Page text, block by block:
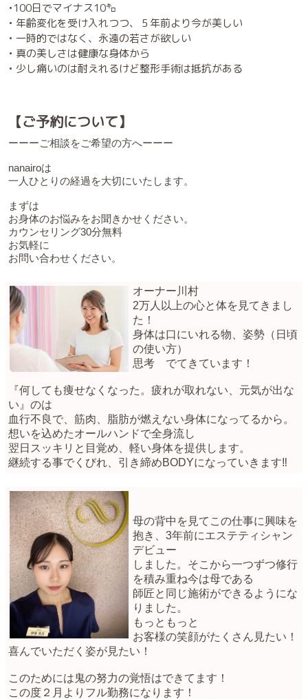
•100日でマイナス10㌔
• 年齢変化を受け入れつつ、５年前より今が美しい
• 一時的ではなく、永遠の若さが欲しい
• 真の美しさは健康な身体から
• 少し痛いのは耐えれるけど整形手術は抵抗がある
【ご予約について】
ーーーご相談をご希望の方へーーー
nanairoは
一人ひとりの経過を大切にいたします。
まずは
お身体のお悩みをお聞きかせください。
カウンセリング30分無料
お気軽に
お問い合わせください。
オーナー川村
2万人以上の心と体を見てきまし
た！
身体は口にいれる物、姿勢（日頃
の使い方）
思考 でてきています！
『何しても痩せなくなった。疲れが取れない、元気が出な
い』のは
血行不良で、筋肉、脂肪が燃えない身体になってるから。
想いを込めたオールハンドで全身流し
翌日スッキリと目覚め、軽い身体を提供します。
継続する事でくびれ、引き締めBODYになっていきます‼︎
母の背中を見てこの仕事に興味を
抱き、3年前にエステティシャン
デビュー
しました。そこから一つずつ修行
を積み重ね今は母である
師匠と同じ施術ができるようにな
りました。
もっともっと
お客様の笑顔がたくさん見たい！
喜んでいただく姿が見たい！
このためには鬼の努力の覚悟はできてます！
この度２月よりフル勤務になります！